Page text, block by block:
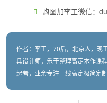
购图加李工微信：
作者：李工，70后，北京人，现
具设计师，乐于整理高定木作课
起者，业余专注一线高定极简定